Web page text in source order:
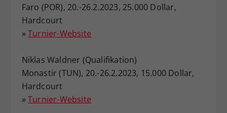
Faro (POR), 20.-26.2.2023, 25.000 Dollar,
Hardcourt
» Turnier-Website
Niklas Waldner (Qualifikation)
Monastir (TUN), 20.-26.2.2023, 15.000 Dollar,
Hardcourt
» Turnier-Website